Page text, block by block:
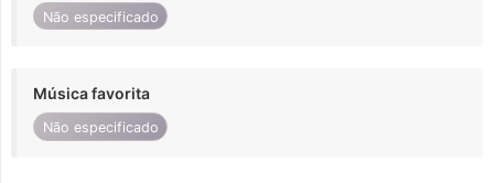
Não especificado
Música favorita
Não especificado